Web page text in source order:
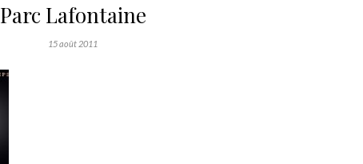
Parc Lafontaine
15 août 2011